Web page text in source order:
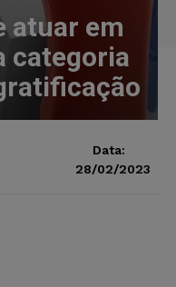
atuar em
categoria
Data:
28/02/2023